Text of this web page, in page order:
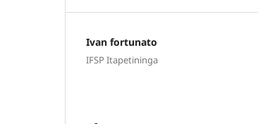
Ivan fortunato
IFSP Itapetininga